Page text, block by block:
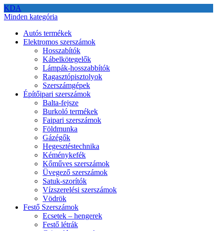
KDA
Minden kategória
Autós termékek
Elektromos szerszámok
Hosszabítók
Kábelkötegelők
Lámpák-hosszabbítók
Ragasztópisztolyok
Szerszámgépek
Építőipari szerszámok
Balta-fejsze
Burkoló termékek
Faipari szerszámok
Földmunka
Gázégők
Hegesztéstechnika
Kéménykefék
Kőműves szerszámok
Üvegező szerszámok
Satuk-szorítók
Vízszerelési szerszámok
Vödrök
Festő Szerszámok
Ecsetek – hengerek
Festő létrák